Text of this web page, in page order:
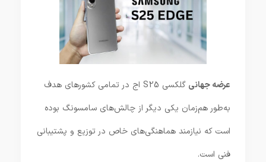
عرضه جهانی
گلکسی S25 اج در تمامی کشورهای هدف
به‌طور هم‌زمان یکی دیگر از چالش‌های سامسونگ بوده
است که نیازمند هماهنگی‌های خاص در توزیع و پشتیبانی
فنی است.